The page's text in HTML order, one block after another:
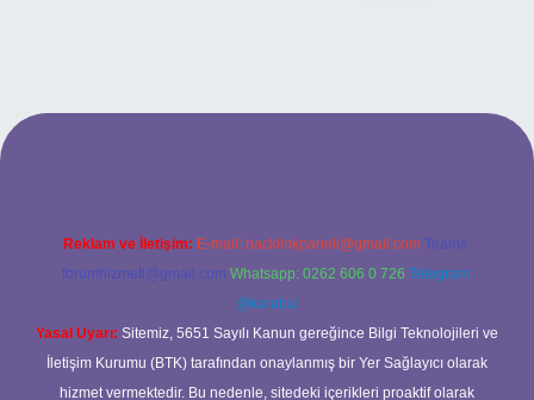
giriş
Reklam ve İletişim: E-mail: backlinkpaneli@gmail.com Teams:
forumhizmeti@gmail.com Whatsapp: 0262 606 0 726 Telegram:
@karabul
Yasal Uyarı: Sitemiz, 5651 Sayılı Kanun gereğince Bilgi Teknolojileri ve
İletişim Kurumu (BTK) tarafından onaylanmış bir Yer Sağlayıcı olarak
hizmet vermektedir. Bu nedenle, sitedeki içerikleri proaktif olarak